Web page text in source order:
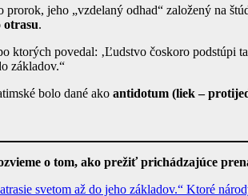
jeho „vzdelaný odhad“ založený na
otrasu.
ktorých povedal: ‚Ľudstvo čoskoro
základov.“
bolo dané ako antidotum (liek –
o tom, ako prežiť prichádzajúce
svetom až do jeho základov.“ Ktoré